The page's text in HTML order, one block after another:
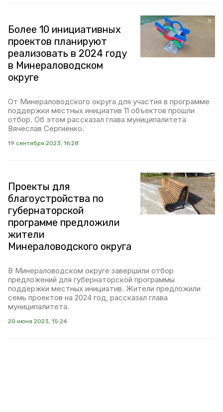
Более 10 инициативных
проектов планируют
реализовать в 2024 году
в Минераловодском
округе
От Минераловодского округа для участия в программе
поддержки местных инициатив 11 объектов прошли
отбор. Об этом рассказал глава муниципалитета
Вячеслав Сергиенко.
19 сентября 2023, 16:28
Проекты для
благоустройства по
губернаторской
программе предложили
жители
Минераловодского округа
В Минераловодском округе завершили отбор
предложений для губернаторской программы
поддержки местных инициатив. Жители предложили
семь проектов на 2024 год, рассказал глава
муниципалитета.
20 июня 2023, 15:24